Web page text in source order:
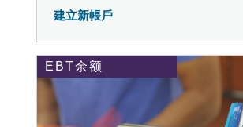
建立新帳戶
EBT余额